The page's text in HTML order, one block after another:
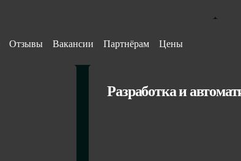
Отзывы Вакансии Партнёрам Цены
Разработка и